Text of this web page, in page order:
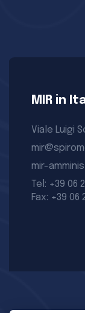
MIR in
Viale Luigi
mir-
Tel: +39 06
Fax: +39 06